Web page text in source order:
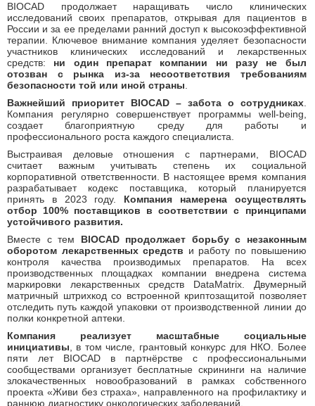
BIOCAD продолжает наращивать число клинических
исследований своих препаратов, открывая для пациентов в
России и за ее пределами ранний доступ к высокоэффективной
терапии. Ключевое внимание компания уделяет безопасности
участников клинических исследований и лекарственных
средств: ни один препарат компании ни разу не был
отозван с рынка из-за несоответствия требованиям
безопасности той или иной страны.
Важнейший приоритет BIOCAD – забота о сотрудниках.
Компания регулярно совершенствует программы well-being,
создает благоприятную среду для работы и
профессионального роста каждого специалиста.
Выстраивая деловые отношения с партнерами, BIOCAD
считает важным учитывать степень их социальной
корпоративной ответственности. В настоящее время компания
разрабатывает кодекс поставщика, который планируется
принять в 2023 году. Компания намерена осуществлять
отбор 100% поставщиков в соответствии с принципами
устойчивого развития.
Вместе с тем BIOCAD продолжает борьбу с незаконным
оборотом лекарственных средств и работу по повышению
контроля качества производимых препаратов. На всех
производственных площадках компании внедрена система
маркировки лекарственных средств DataMatrix. Двумерный
матричный штрихкод со встроенной криптозащитой позволяет
отследить путь каждой упаковки от производственной линии до
полки конкретной аптеки.
Компания реализует масштабные социальные
инициативы, в том числе, грантовый конкурс для НКО. Более
пяти лет BIOCAD в партнёрстве с профессиональными
сообществами организует бесплатные скрининги на наличие
злокачественных новообразований в рамках собственного
проекта «Живи без страха», направленного на профилактику и
раннюю диагностику онкологических заболеваний.